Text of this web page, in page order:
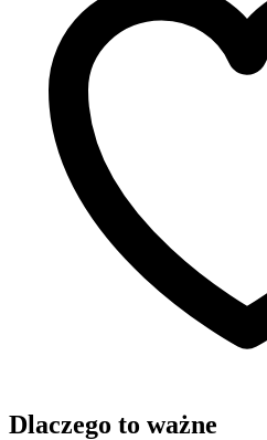
Dlaczego to ważne